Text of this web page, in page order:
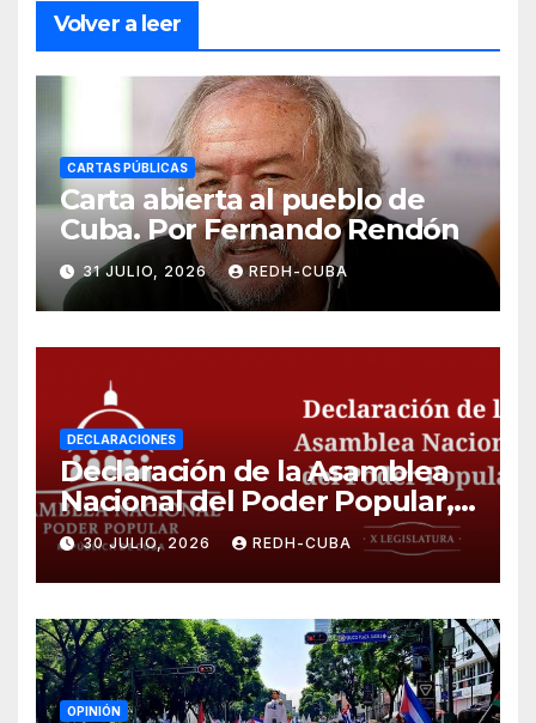
Volver a leer
CARTAS PÚBLICAS
Carta abierta al pueblo de
Cuba. Por Fernando Rendón
31 JULIO, 2026 REDH-CUBA
DECLARACIONES
Declaración de la Asamblea
Nacional del Poder Popular,
¡Cesen el cerco energético y
el castigo colectivo al pueblo
cubano!
30 JULIO, 2026 REDH-CUBA
OPINIÓN